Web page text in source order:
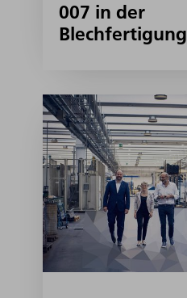
007 in der
Blechfertigung